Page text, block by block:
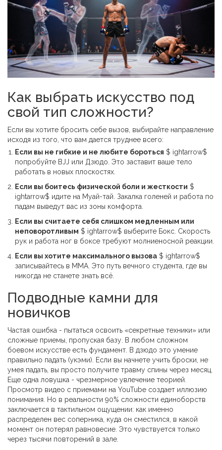
Как выбрать искусство под
свой тип сложности?
Если вы хотите бросить себе вызов, выбирайте направление
исходя из того, что вам дается труднее всего:
Если вы не гибкие и не любите бороться $ ightarrow$
попробуйте BJJ или Дзюдо. Это заставит ваше тело
работать в новых плоскостях.
Если вы боитесь физической боли и жесткости $
ightarrow$ идите на Муай-тай. Закалка голеней и работа по
падам выведут вас из зоны комфорта.
Если вы считаете себя слишком медленным или
неповоротливым $ ightarrow$ выберите Бокс. Скорость
рук и работа ног в боксе требуют молниеносной реакции.
Если вы хотите максимального вызова $ ightarrow$
записывайтесь в ММА. Это путь вечного студента, где вы
никогда не станете знать всё.
Подводные камни для
новичков
Частая ошибка - пытаться освоить «секретные техники» или
сложные приемы, пропуская базу. В любом сложном
боевом искусстве есть фундамент. В дзюдо это умение
правильно падать (укэми). Если вы начнете учить броски, не
умея падать, вы просто получите травму спины через месяц.
Еще одна ловушка - чрезмерное увлечение теорией.
Просмотр видео с приемами на YouTube создает иллюзию
понимания. Но в реальности 90% сложности единоборств
заключается в тактильном ощущении: как именно
распределен вес соперника, куда он сместился, в какой
момент он потерял равновесие. Это чувствуется только
через тысячи повторений в зале.